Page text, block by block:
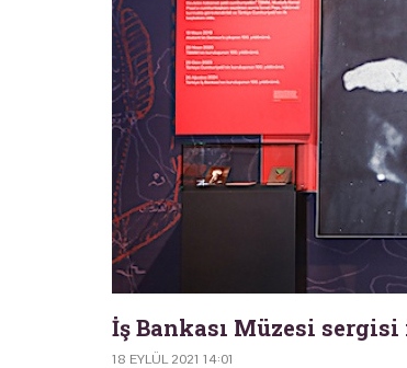
İş Bankası Müzesi
18 EYLÜL 2021 14:01